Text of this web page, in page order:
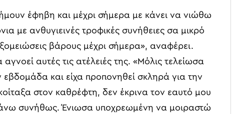
έφηβη και μέχρι σήμερα με κάνει να νιώθω
με ανθυγιεινές τροφικές συνήθειες σα μικρό
βάρους μέχρι σήμερα», αναφέρει.
αυτές τις ατέλειές της. «Μόλις τελείωσα
και είχα προπονηθεί σκληρά για την
στον καθρέφτη, δεν έκρινα τον εαυτό μου
συνήθως. Ένιωσα υποχρεωμένη να μοιραστώ